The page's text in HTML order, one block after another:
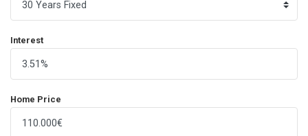
Interest
Home Price